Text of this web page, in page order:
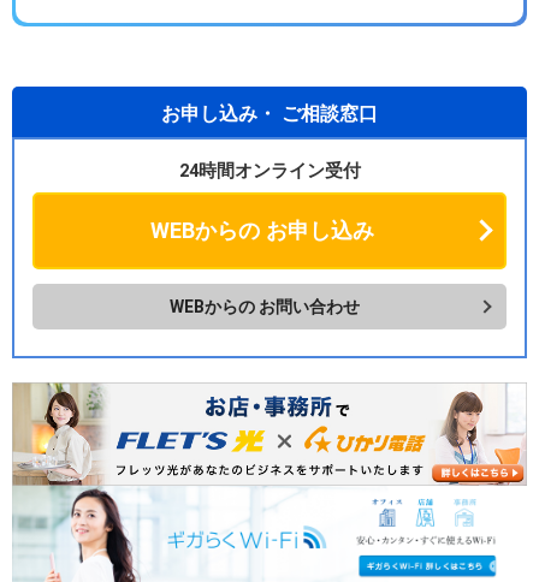
お申し込み・ ご相談窓口
24時間オンライン受付
WEBからのお申し込み
WEBからの お問い合わせ